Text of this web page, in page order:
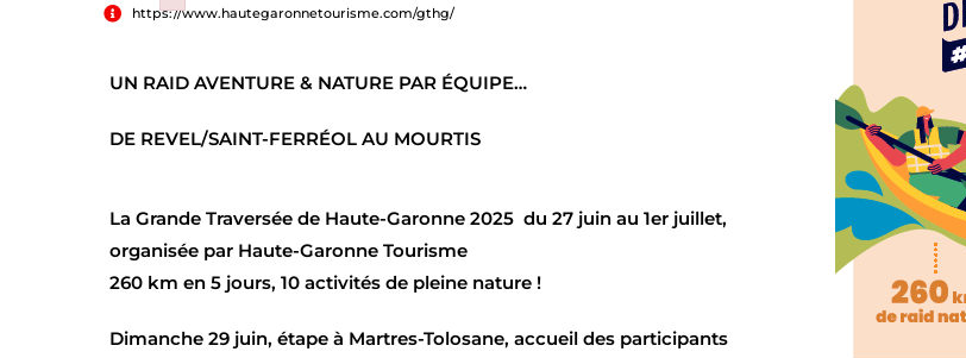
https://www.hautegaronnetourisme.com/gthg/
UN RAID AVENTURE & NATURE PAR ÉQUIPE…
DE REVEL/SAINT-FERRÉOL AU MOURTIS
La Grande Traversée de Haute-Garonne 2025 du 27 juin au 1er juillet,
organisée par Haute-Garonne Tourisme
260 km en 5 jours, 10 activités de pleine nature !
Dimanche 29 juin, étape à Martres-Tolosane, accueil des participants
Failed to initialize plugin: wplink